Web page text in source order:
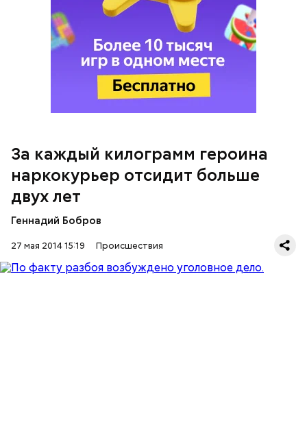
За каждый килограмм героина
наркокурьер отсидит больше
двух лет
Геннадий Бобров
27 мая 2014 15:19 Происшествия